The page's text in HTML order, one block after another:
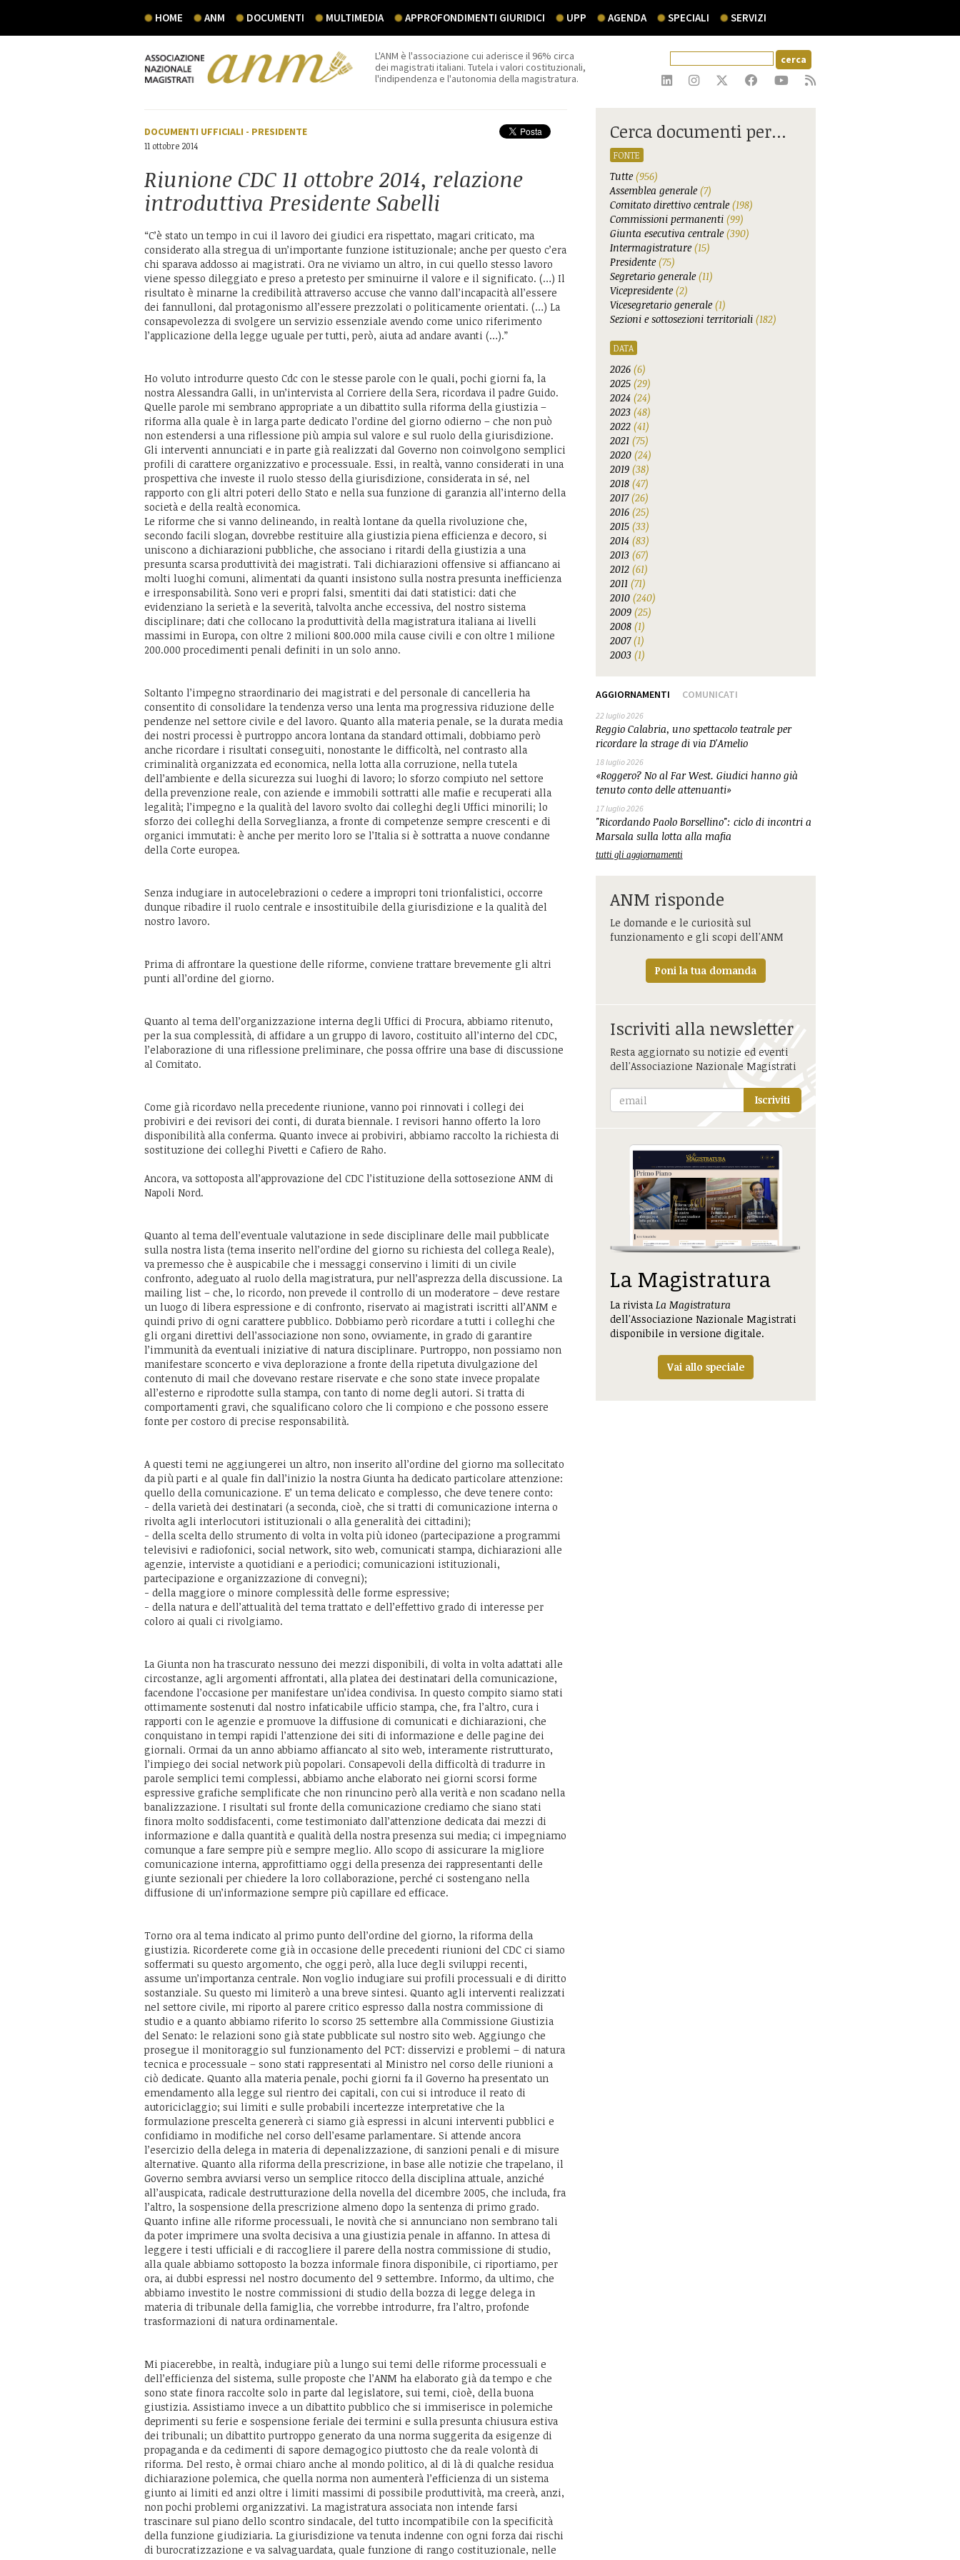
HOME ANM DOCUMENTI MULTIMEDIA APPROFONDIMENTI GIURIDICI UPP AGENDA SPECIALI SERVIZI
L'ANM è l'associazione cui aderisce il 96% circa
dei magistrati italiani. Tutela i valori costituzionali,
l'indipendenza e l'autonomia della magistratura.
DOCUMENTI UFFICIALI - PRESIDENTE
11 ottobre 2014
Riunione CDC 11 ottobre 2014, relazione
introduttiva Presidente Sabelli
“C’è stato un tempo in cui il lavoro dei giudici era rispettato, magari criticato, ma
considerato alla stregua di un’importante funzione istituzionale; anche per questo c’era
chi sparava addosso ai magistrati. Ora ne viviamo un altro, in cui quello stesso lavoro
viene spesso dileggiato e preso a pretesto per sminuirne il valore e il significato. (…) Il
risultato è minarne la credibilità attraverso accuse che vanno dall’incapacità all’essere
dei fannulloni, dal protagonismo all’essere prezzolati o politicamente orientati. (…) La
consapevolezza di svolgere un servizio essenziale avendo come unico riferimento
l’applicazione della legge uguale per tutti, però, aiuta ad andare avanti (…).”
Ho voluto introdurre questo Cdc con le stesse parole con le quali, pochi giorni fa, la
nostra Alessandra Galli, in un’intervista al Corriere della Sera, ricordava il padre Guido.
Quelle parole mi sembrano appropriate a un dibattito sulla riforma della giustizia –
riforma alla quale è in larga parte dedicato l’ordine del giorno odierno – che non può
non estendersi a una riflessione più ampia sul valore e sul ruolo della giurisdizione.
Gli interventi annunciati e in parte già realizzati dal Governo non coinvolgono semplici
profili di carattere organizzativo e processuale. Essi, in realtà, vanno considerati in una
prospettiva che investe il ruolo stesso della giurisdizione, considerata in sé, nel
rapporto con gli altri poteri dello Stato e nella sua funzione di garanzia all’interno della
società e della realtà economica.
Le riforme che si vanno delineando, in realtà lontane da quella rivoluzione che,
secondo facili slogan, dovrebbe restituire alla giustizia piena efficienza e decoro, si
uniscono a dichiarazioni pubbliche, che associano i ritardi della giustizia a una
presunta scarsa produttività dei magistrati. Tali dichiarazioni offensive si affiancano ai
molti luoghi comuni, alimentati da quanti insistono sulla nostra presunta inefficienza
e irresponsabilità. Sono veri e propri falsi, smentiti dai dati statistici: dati che
evidenziano la serietà e la severità, talvolta anche eccessiva, del nostro sistema
disciplinare; dati che collocano la produttività della magistratura italiana ai livelli
massimi in Europa, con oltre 2 milioni 800.000 mila cause civili e con oltre 1 milione
200.000 procedimenti penali definiti in un solo anno.
Soltanto l’impegno straordinario dei magistrati e del personale di cancelleria ha
consentito di consolidare la tendenza verso una lenta ma progressiva riduzione delle
pendenze nel settore civile e del lavoro. Quanto alla materia penale, se la durata media
dei nostri processi è purtroppo ancora lontana da standard ottimali, dobbiamo però
anche ricordare i risultati conseguiti, nonostante le difficoltà, nel contrasto alla
criminalità organizzata ed economica, nella lotta alla corruzione, nella tutela
dell’ambiente e della sicurezza sui luoghi di lavoro; lo sforzo compiuto nel settore
della prevenzione reale, con aziende e immobili sottratti alle mafie e recuperati alla
legalità; l’impegno e la qualità del lavoro svolto dai colleghi degli Uffici minorili; lo
sforzo dei colleghi della Sorveglianza, a fronte di competenze sempre crescenti e di
organici immutati: è anche per merito loro se l’Italia si è sottratta a nuove condanne
della Corte europea.
Senza indugiare in autocelebrazioni o cedere a impropri toni trionfalistici, occorre
dunque ribadire il ruolo centrale e insostituibile della giurisdizione e la qualità del
nostro lavoro.
Prima di affrontare la questione delle riforme, conviene trattare brevemente gli altri
punti all’ordine del giorno.
Quanto al tema dell’organizzazione interna degli Uffici di Procura, abbiamo ritenuto,
per la sua complessità, di affidare a un gruppo di lavoro, costituito all’interno del CDC,
l’elaborazione di una riflessione preliminare, che possa offrire una base di discussione
al Comitato.
Come già ricordavo nella precedente riunione, vanno poi rinnovati i collegi dei
probiviri e dei revisori dei conti, di durata biennale. I revisori hanno offerto la loro
disponibilità alla conferma. Quanto invece ai probiviri, abbiamo raccolto la richiesta di
sostituzione dei colleghi Pivetti e Cafiero de Raho.
Ancora, va sottoposta all’approvazione del CDC l’istituzione della sottosezione ANM di
Napoli Nord.
Quanto al tema dell’eventuale valutazione in sede disciplinare delle mail pubblicate
sulla nostra lista (tema inserito nell’ordine del giorno su richiesta del collega Reale),
va premesso che è auspicabile che i messaggi conservino i limiti di un civile
confronto, adeguato al ruolo della magistratura, pur nell’asprezza della discussione. La
mailing list – che, lo ricordo, non prevede il controllo di un moderatore – deve restare
un luogo di libera espressione e di confronto, riservato ai magistrati iscritti all’ANM e
quindi privo di ogni carattere pubblico. Dobbiamo però ricordare a tutti i colleghi che
gli organi direttivi dell’associazione non sono, ovviamente, in grado di garantire
l’immunità da eventuali iniziative di natura disciplinare. Purtroppo, non possiamo non
manifestare sconcerto e viva deplorazione a fronte della ripetuta divulgazione del
contenuto di mail che dovevano restare riservate e che sono state invece propalate
all’esterno e riprodotte sulla stampa, con tanto di nome degli autori. Si tratta di
comportamenti gravi, che squalificano coloro che li compiono e che possono essere
fonte per costoro di precise responsabilità.
A questi temi ne aggiungerei un altro, non inserito all’ordine del giorno ma sollecitato
da più parti e al quale fin dall’inizio la nostra Giunta ha dedicato particolare attenzione:
quello della comunicazione. E’ un tema delicato e complesso, che deve tenere conto:
- della varietà dei destinatari (a seconda, cioè, che si tratti di comunicazione interna o
rivolta agli interlocutori istituzionali o alla generalità dei cittadini);
- della scelta dello strumento di volta in volta più idoneo (partecipazione a programmi
televisivi e radiofonici, social network, sito web, comunicati stampa, dichiarazioni alle
agenzie, interviste a quotidiani e a periodici; comunicazioni istituzionali,
partecipazione e organizzazione di convegni);
- della maggiore o minore complessità delle forme espressive;
- della natura e dell’attualità del tema trattato e dell’effettivo grado di interesse per
coloro ai quali ci rivolgiamo.
La Giunta non ha trascurato nessuno dei mezzi disponibili, di volta in volta adattati alle
circostanze, agli argomenti affrontati, alla platea dei destinatari della comunicazione,
facendone l’occasione per manifestare un’idea condivisa. In questo compito siamo stati
ottimamente sostenuti dal nostro infaticabile ufficio stampa, che, fra l’altro, cura i
rapporti con le agenzie e promuove la diffusione di comunicati e dichiarazioni, che
conquistano in tempi rapidi l’attenzione dei siti di informazione e delle pagine dei
giornali. Ormai da un anno abbiamo affiancato al sito web, interamente ristrutturato,
l’impiego dei social network più popolari. Consapevoli della difficoltà di tradurre in
parole semplici temi complessi, abbiamo anche elaborato nei giorni scorsi forme
espressive grafiche semplificate che non rinuncino però alla verità e non scadano nella
banalizzazione. I risultati sul fronte della comunicazione crediamo che siano stati
finora molto soddisfacenti, come testimoniato dall’attenzione dedicata dai mezzi di
informazione e dalla quantità e qualità della nostra presenza sui media; ci impegniamo
comunque a fare sempre più e sempre meglio. Allo scopo di assicurare la migliore
comunicazione interna, approfittiamo oggi della presenza dei rappresentanti delle
giunte sezionali per chiedere la loro collaborazione, perché ci sostengano nella
diffusione di un’informazione sempre più capillare ed efficace.
Torno ora al tema indicato al primo punto dell’ordine del giorno, la riforma della
giustizia. Ricorderete come già in occasione delle precedenti riunioni del CDC ci siamo
soffermati su questo argomento, che oggi però, alla luce degli sviluppi recenti,
assume un’importanza centrale. Non voglio indugiare sui profili processuali e di diritto
sostanziale. Su questo mi limiterò a una breve sintesi. Quanto agli interventi realizzati
nel settore civile, mi riporto al parere critico espresso dalla nostra commissione di
studio e a quanto abbiamo riferito lo scorso 25 settembre alla Commissione Giustizia
del Senato: le relazioni sono già state pubblicate sul nostro sito web. Aggiungo che
prosegue il monitoraggio sul funzionamento del PCT: disservizi e problemi – di natura
tecnica e processuale – sono stati rappresentati al Ministro nel corso delle riunioni a
ciò dedicate. Quanto alla materia penale, pochi giorni fa il Governo ha presentato un
emendamento alla legge sul rientro dei capitali, con cui si introduce il reato di
autoriciclaggio; sui limiti e sulle probabili incertezze interpretative che la
formulazione prescelta genererà ci siamo già espressi in alcuni interventi pubblici e
confidiamo in modifiche nel corso dell’esame parlamentare. Si attende ancora
l’esercizio della delega in materia di depenalizzazione, di sanzioni penali e di misure
alternative. Quanto alla riforma della prescrizione, in base alle notizie che trapelano, il
Governo sembra avviarsi verso un semplice ritocco della disciplina attuale, anziché
all’auspicata, radicale destrutturazione della novella del dicembre 2005, che includa, fra
l’altro, la sospensione della prescrizione almeno dopo la sentenza di primo grado.
Quanto infine alle riforme processuali, le novità che si annunciano non sembrano tali
da poter imprimere una svolta decisiva a una giustizia penale in affanno. In attesa di
leggere i testi ufficiali e di raccogliere il parere della nostra commissione di studio,
alla quale abbiamo sottoposto la bozza informale finora disponibile, ci riportiamo, per
ora, ai dubbi espressi nel nostro documento del 9 settembre. Informo, da ultimo, che
abbiamo investito le nostre commissioni di studio della bozza di legge delega in
materia di tribunale della famiglia, che vorrebbe introdurre, fra l’altro, profonde
trasformazioni di natura ordinamentale.
Mi piacerebbe, in realtà, indugiare più a lungo sui temi delle riforme processuali e
dell’efficienza del sistema, sulle proposte che l’ANM ha elaborato già da tempo e che
sono state finora raccolte solo in parte dal legislatore, sui temi, cioè, della buona
giustizia. Assistiamo invece a un dibattito pubblico che si immiserisce in polemiche
deprimenti su ferie e sospensione feriale dei termini e sulla presunta chiusura estiva
dei tribunali; un dibattito purtroppo generato da una norma suggerita da esigenze di
propaganda e da cedimenti di sapore demagogico piuttosto che da reale volontà di
riforma. Del resto, è ormai chiaro anche al mondo politico, al di là di qualche residua
dichiarazione polemica, che quella norma non aumenterà l’efficienza di un sistema
giunto ai limiti ed anzi oltre i limiti massimi di possibile produttività, ma creerà, anzi,
non pochi problemi organizzativi. La magistratura associata non intende farsi
trascinare sul piano dello scontro sindacale, del tutto incompatibile con la specificità
della funzione giudiziaria. La giurisdizione va tenuta indenne con ogni forza dai rischi
di burocratizzazione e va salvaguardata, quale funzione di rango costituzionale, nelle
Cerca documenti per...
FONTE
Tutte(956)
Assemblea generale(7)
Comitato direttivo centrale(198)
Commissioni permanenti (99)
Giunta esecutiva centrale(390)
Intermagistrature(15)
Presidente(75)
Segretario generale(11)
Vicepresidente(2)
Vicesegretario generale(1)
Sezioni e sottosezioni territoriali (182)
DATA
2026 (6)
2025 (29)
2024 (24)
2023 (48)
2022 (41)
2021 (75)
2020 (24)
2019 (38)
2018 (47)
2017(26)
2016 (25)
2015 (33)
2014 (83)
2013 (67)
2012 (61)
2011 (71)
2010 (240)
2009 (25)
2008 (1)
2007(1)
2003 (1)
AGGIORNAMENTI COMUNICATI
22 luglio 2026
Reggio Calabria, uno spettacolo teatrale per
ricordare la strage di via D'Amelio
18 luglio 2026
«Roggero? No al Far West. Giudici hanno già
tenuto conto delle attenuanti»
17 luglio 2026
"Ricordando Paolo Borsellino": ciclo di incontri a
Marsala sulla lotta alla mafia
tutti gli aggiornamenti
ANM risponde
Le domande e le curiosità sul
funzionamento e gli scopi dell'ANM
Poni la tua domanda
Iscriviti alla newsletter
Resta aggiornato su notizie ed eventi
dell'Associazione Nazionale Magistrati
Iscriviti
La Magistratura
La rivistaLa Magistratura
dell'Associazione Nazionale Magistrati
disponibile in versione digitale.
Vai allo speciale